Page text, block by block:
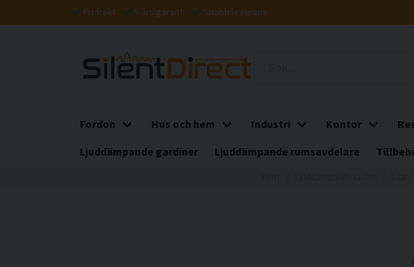
Fri frakt 5 års garanti Snabb leverans
Fordon Hus och hem Industri Kontor
Ljuddämpande gardiner
Ljuddämpande rumsavdelare